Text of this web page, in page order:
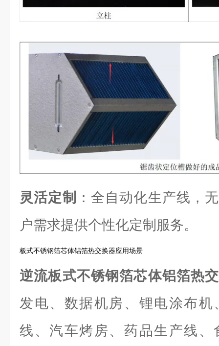
灵活定制
：全自动化生产线，
户需求提供个性化定制服务。
板式不锈钢箔芯体铝箔热交换器应用场景
逆流板式不锈钢箔芯体铝箔热
发电、数据机房、锂电涂布
线、汽车烤房、药品生产线、